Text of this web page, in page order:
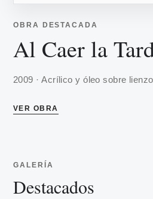
OBRA DESTACADA
Al Caer la
2009 · Acrílico y óleo sobre lienzo
VER OBRA
GALERÍA
Destacados